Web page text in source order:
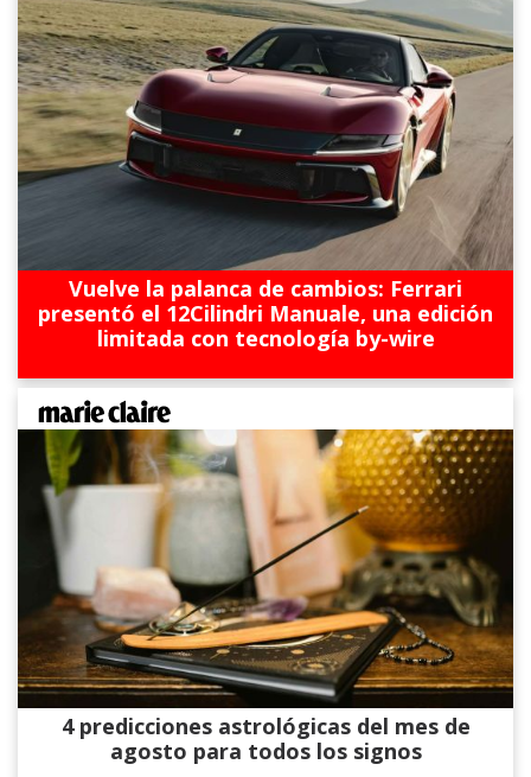
Vuelve la palanca de cambios: Ferrari
presentó el 12Cilindri Manuale, una edición
limitada con tecnología by-wire
4 predicciones astrológicas del mes de
agosto para todos los signos